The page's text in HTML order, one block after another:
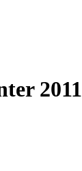
2011